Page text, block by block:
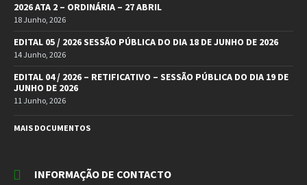
2026 ATA 2 – ORDINÁRIA – 27 ABRIL
18 Junho, 2026
EDITAL 05 / 2026 SESSÃO PÚBLICA DO DIA 18 DE JUNHO DE 2026
14 Junho, 2026
EDITAL 04 / 2026 – RETIFICATIVO – SESSÃO PÚBLICA DO DIA 19 DE
JUNHO DE 2026
11 Junho, 2026
MAIS DOCUMENTOS
INFORMAÇÃO DE CONTACTO